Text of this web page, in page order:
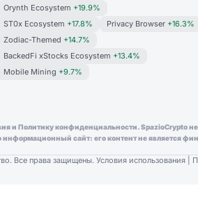
Orynth Ecosystem +19.9%
ST0x Ecosystem +17.8% Privacy Browser +16.3%
Zodiac-Themed +14.7%
BackedFi xStocks Ecosystem +13.4%
Mobile Mining +9.7%
и Политику конфиденциальности.
сайт: его контент не является
Все права защищены. Условия использования